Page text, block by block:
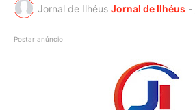
Jornal de Ilhéus Jornal de Ilhéus -
Postar anúncio